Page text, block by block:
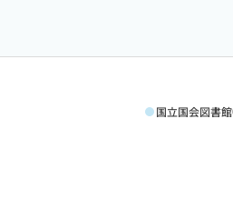
国立国会図書館